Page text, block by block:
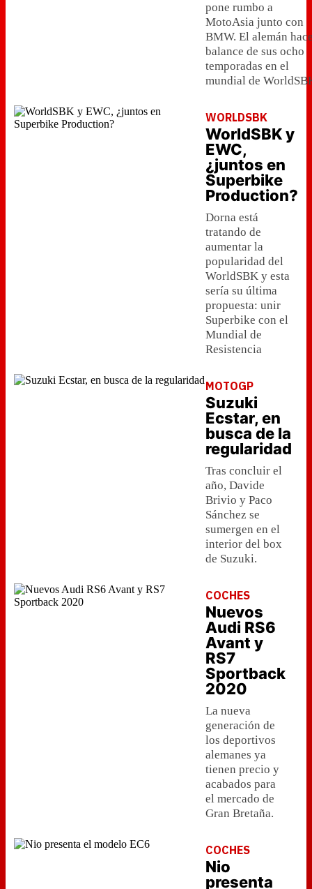
pone rumbo a
MotoAsia junto con
BMW. El alemán
balance de sus ocho
temporadas en el
mundial de
WORLDSBK
WorldSBK y
EWC,
¿juntos en
Superbike
Production?
Dorna está
tratando de
aumentar la
popularidad del
WorldSBK y esta
sería su última
propuesta: unir
Superbike con el
Mundial de
Resistencia
MOTOGP
Suzuki
Ecstar, en
busca de la
regularidad
Tras concluir el
año, Davide
Brivio y Paco
Sánchez se
sumergen en el
interior del box
de Suzuki.
COCHES
Nuevos
Audi RS6
Avant y
RS7
Sportback
2020
La nueva
generación de
los deportivos
alemanes ya
tienen precio y
acabados para
el mercado de
Gran Bretaña.
COCHES
Nio
presenta